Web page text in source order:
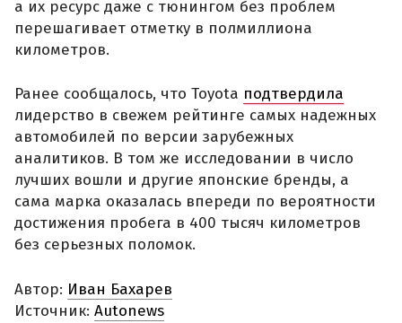
а их ресурс даже с тюнингом без проблем
перешагивает отметку в полмиллиона
километров.
Ранее сообщалось, что Toyota подтвердила
лидерство в свежем рейтинге самых надежных
автомобилей по версии зарубежных
аналитиков. В том же исследовании в число
лучших вошли и другие японские бренды, а
сама марка оказалась впереди по вероятности
достижения пробега в 400 тысяч километров
без серьезных поломок.
Автор: Иван Бахарев
Источник: Autonews